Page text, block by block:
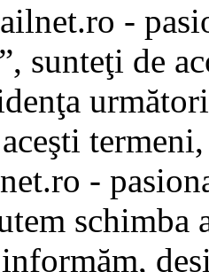
-
sunteţi de
-